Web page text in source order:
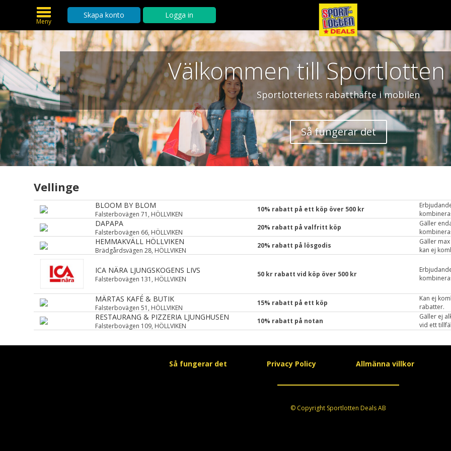
Meny
Skapa konto Logga in
Välkommen till Sportlotten
Sportlotteriets rabatthäfte i mobilen
Så fungerar det
Vellinge
BLOOM BY BLOM
Falsterbovägen 71, HÖLLVIKEN
10% rabatt på ett köp över 500 kr
Gäller ej
DAPAPA
Falsterbovägen 66, HÖLLVIKEN
20% rabatt på valfritt köp
Gäller
Aktuell
HEMMAKVÄLL HÖLLVIKEN
Brädgårdsvägen 28, HÖLLVIKEN
20% rabatt på lösgodis
Gäller
kan ej
ICA NÄRA LJUNGSKOGENS LIVS
Falsterbovägen 131, HÖLLVIKEN
50 kr rabatt vid köp över 500 kr
endast
MÄRTAS KAFÉ & BUTIK
Falsterbovägen 51, HÖLLVIKEN
15% rabatt på ett köp
Kan ej
rabatter.
RESTAURANG & PIZZERIA LJUNGHUSEN
Falsterbovägen 109, HÖLLVIKEN
10% rabatt på notan
Gäller ej
vid ett
Så fungerar det Privacy Policy Allmänna villkor
© Copyright Sportlotten Deals AB